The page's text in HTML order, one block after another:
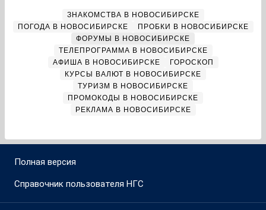
ЗНАКОМСТВА В НОВОСИБИРСКЕ
ПОГОДА В НОВОСИБИРСКЕ
ПРОБКИ В НОВОСИБИРСКЕ
ФОРУМЫ В НОВОСИБИРСКЕ
ТЕЛЕПРОГРАММА В НОВОСИБИРСКЕ
АФИША В НОВОСИБИРСКЕ
ГОРОСКОП
КУРСЫ ВАЛЮТ В НОВОСИБИРСКЕ
ТУРИЗМ В НОВОСИБИРСКЕ
ПРОМОКОДЫ В НОВОСИБИРСКЕ
РЕКЛАМА В НОВОСИБИРСКЕ
Полная версия
Справочник пользователя НГС